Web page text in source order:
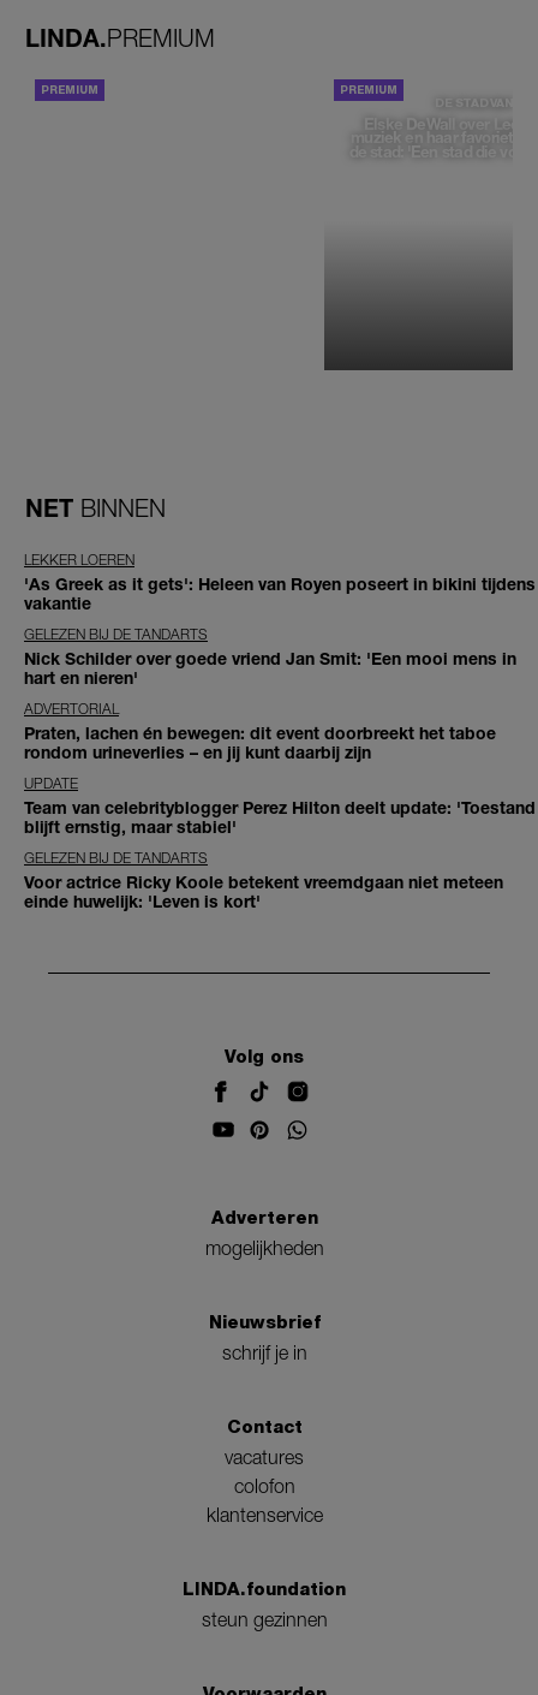
LINDA.PREMIUM
DE STAD VAN
Elske DeWall over
muziek en haar favoriete
de stad: 'Een stad die
NET BINNEN
LEKKER LOEREN
'As Greek as it gets': Heleen van Royen poseert in bikini tijdens
vakantie
GELEZEN BIJ DE TANDARTS
Nick Schilder over goede vriend Jan Smit: 'Een mooi mens in
hart en nieren'
ADVERTORIAL
Praten, lachen én bewegen: dit event doorbreekt het taboe
rondom urineverlies – en jij kunt daarbij zijn
UPDATE
Team van celebrityblogger Perez Hilton deelt update: 'Toestand
blijft ernstig, maar stabiel'
GELEZEN BIJ DE TANDARTS
Voor actrice Ricky Koole betekent vreemdgaan niet meteen
einde huwelijk: 'Leven is kort'
Volg ons
Adverteren
mogelijkheden
Nieuwsbrief
schrijf je in
Contact
vacatures
colofon
klantenservice
LINDA.foundation
steun gezinnen